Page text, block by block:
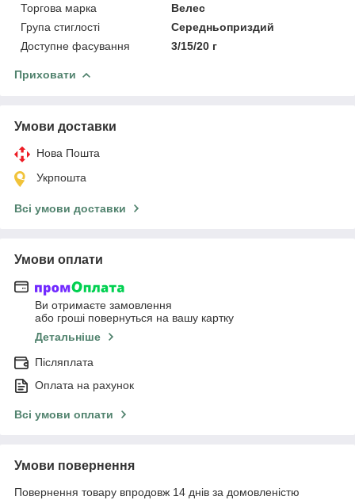
Торгова марка
Велес
Група стиглості
Середньоприздий
Доступне фасування
3/15/20 г
Приховати
Умови доставки
Нова Пошта
Укрпошта
Всі умови доставки
Умови оплати
Ви отримаєте замовлення
або гроші повернуться на вашу картку
Детальніше
Післяплата
Оплата на рахунок
Всі умови оплати
Умови повернення
Повернення товару впродовж 14 днів за домовленістю